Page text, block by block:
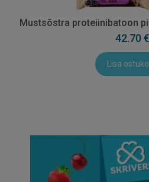
Mustsõstra proteiinibatoon
42.70 €
Lisa